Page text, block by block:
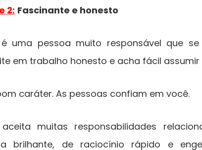
2: Fascinante e honesto
uma pessoa muito responsável que
em trabalho honesto e acha fácil
caráter. As pessoas confiam em você.
muitas responsabilidades
brilhante, de raciocínio rápido e